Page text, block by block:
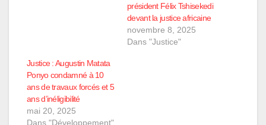
président Félix Tshisekedi
devant la justice africaine
novembre 8, 2025
Dans "Justice"
Justice : Augustin Matata
Ponyo condamné à 10
ans de travaux forcés et 5
ans d’inéligibilité
mai 20, 2025
Dans "Développement"